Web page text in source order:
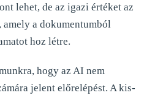
lehet, de az igazi értéket az
a dokumentumból
hoz létre.
hogy az AI nem
jelent előrelépést. A kis-